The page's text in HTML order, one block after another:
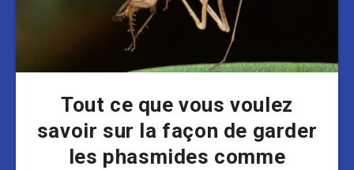
Tout ce que vous voulez
savoir sur la façon de garder
les phasmides comme